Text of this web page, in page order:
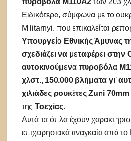
πυροβόλα M110A2 των 203
Ειδικότερα, σύμφωνα με το
Militarnyi, που επικαλείται
Υπουργείο Εθνικής Άμυνας
σχεδιάζει να μεταφέρει στην
αυτοκινούμενα πυροβόλα
χλστ., 150.000 βλήματα γι’
χιλιάδες ρουκέτες Zuni
της Τσεχίας.
Αυτά τα όπλα έχουν
επιχειρησιακά αναγκαία από